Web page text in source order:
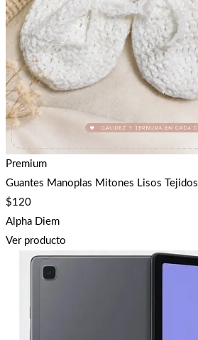
Premium
Guantes Manoplas Mitones Lisos
$120
Alpha Diem
Ver producto